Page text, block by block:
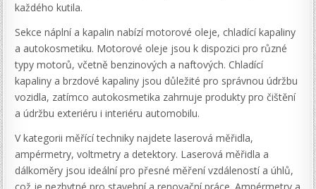
každého kutila.
Sekce náplní a kapalin nabízí motorové oleje, chladící kapaliny
a autokosmetiku. Motorové oleje jsou k dispozici pro různé
typy motorů, včetně benzinových a naftových. Chladící
kapaliny a brzdové kapaliny jsou důležité pro správnou údržbu
vozidla, zatímco autokosmetika zahrnuje produkty pro čištění
a údržbu exteriéru i interiéru automobilu.
V kategorii měřící techniky najdete laserová měřidla,
ampérmetry, voltmetry a detektory. Laserová měřidla a
dálkoměry jsou ideální pro přesné měření vzdáleností a úhlů,